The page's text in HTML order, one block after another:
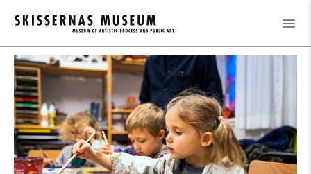
Kalender / Söndagsverkstad: Vi målar på tyg